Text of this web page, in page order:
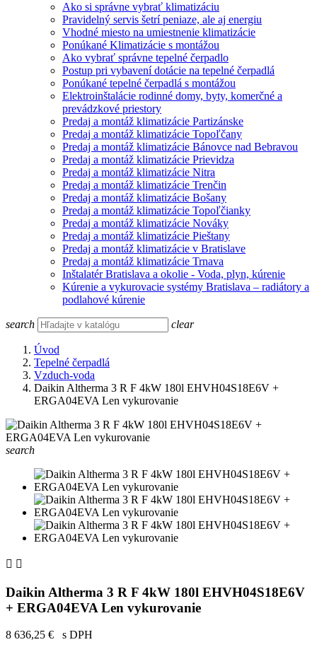
Ako si správne vybrať klimatizáciu
Pravidelný servis šetrí peniaze, ale aj energiu
Vhodné miesto na umiestnenie klimatizácie
Ponúkané Klimatizácie s montážou
Ako vybrať správne tepelné čerpadlo
Postup pri vybavení dotácie na tepelné čerpadlá
Ponúkané tepelné čerpadlá s montážou
Elektroinštalácie rodinné domy, byty, komerčné a
prevádzkové priestory
Predaj a montáž klimatizácie Partizánske
Predaj a montáž klimatizácie Topoľčany
Predaj a montáž klimatizácie Bánovce nad Bebravou
Predaj a montáž klimatizácie Prievidza
Predaj a montáž klimatizácie Nitra
Predaj a montáž klimatizácie Trenčin
Predaj a montáž klimatizácie Bošany
Predaj a montáž klimatizácie Topoľčianky
Predaj a montáž klimatizácie Nováky
Predaj a montáž klimatizácie Pieštany
Predaj a montáž klimatizácie v Bratislave
Predaj a montáž klimatizácie Trnava
Inštalatér Bratislava a okolie - Voda, plyn, kúrenie
Kúrenie a vykurovacie systémy Bratislava – radiátory a
podlahové kúrenie
search clear
Úvod
Tepelné čerpadlá
Vzduch-voda
Daikin Altherma 3 R F 4kW 180l EHVH04S18E6V +
ERGA04EVA Len vykurovanie
search
 
Daikin Altherma 3 R F 4kW 180l EHVH04S18E6V
+ ERGA04EVA Len vykurovanie
8 636,25 €
s DPH